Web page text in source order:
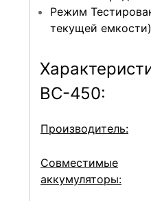
Режим
текущей емкости)
BC-450:
Производитель:
Совместимые
аккумуляторы: